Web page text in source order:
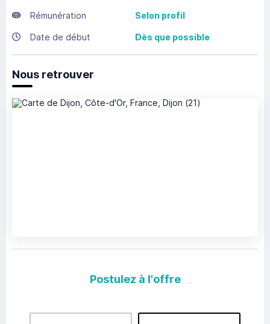
Rémunération Selon profil
Date de début Dès que possible
Nous retrouver
Postulez à l'offre